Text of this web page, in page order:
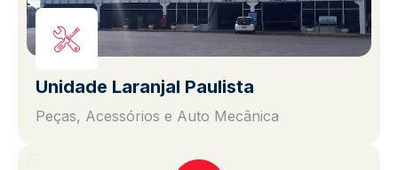
Unidade Laranjal Paulista
Peças, Acessórios e Auto Mecânica